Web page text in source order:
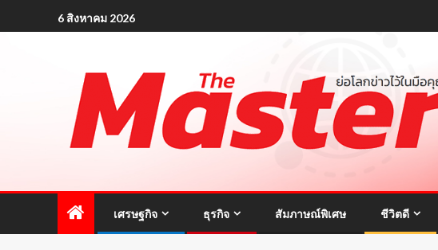
6 สิงหาคม 2026
เศรษฐกิจ ธุรกิจ สัมภาษณ์พิเศษ ชีวิตดี